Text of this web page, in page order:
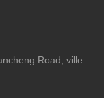
Road, ville